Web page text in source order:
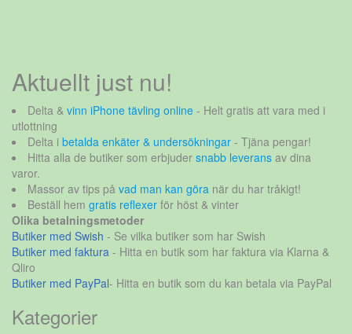
Aktuellt just nu!
Delta & vinn iPhone tävling online - Helt gratis att vara med i
utlottning
Delta i betalda enkäter & undersökningar - Tjäna pengar!
Hitta alla de butiker som erbjuder snabb leverans av dina
varor.
Massor av tips på vad man kan göra när du har tråkigt!
Beställ hem gratis reflexer för höst & vinter
Olika betalningsmetoder
Butiker med Swish - Se vilka butiker som har Swish
Butiker med faktura - Hitta en butik som har faktura via Klarna &
Qliro
Butiker med PayPal- Hitta en butik som du kan betala via PayPal
Kategorier